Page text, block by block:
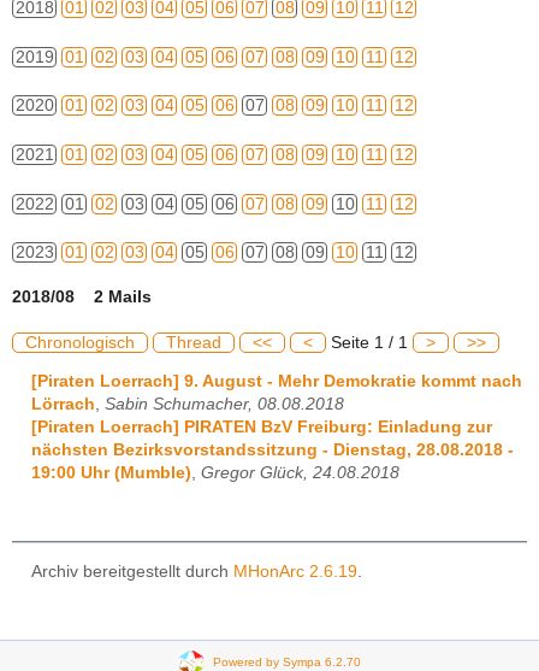
2018 01 02 03 04 05 06 07 08 09 10 11 12
2019 01 02 03 04 05 06 07 08 09 10 11 12
2020 01 02 03 04 05 06 07 08 09 10 11 12
2021 01 02 03 04 05 06 07 08 09 10 11 12
2022 01 02 03 04 05 06 07 08 09 10 11 12
2023 01 02 03 04 05 06 07 08 09 10 11 12
2018/08 2 Mails
Chronologisch Thread << < Seite 1 / 1 > >>
[Piraten Loerrach] 9. August - Mehr Demokratie kommt nach
Lörrach, Sabin Schumacher, 08.08.2018
[Piraten Loerrach] PIRATEN BzV Freiburg: Einladung zur
nächsten Bezirksvorstandssitzung - Dienstag, 28.08.2018 -
19:00 Uhr (Mumble), Gregor Glück, 24.08.2018
Archiv bereitgestellt durch MHonArc 2.6.19.
Powered by Sympa 6.2.70